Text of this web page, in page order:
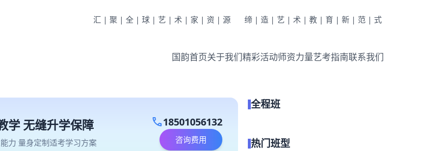
汇|聚|全|球|艺|术|家|资|源 缔|造|艺|术|教|育|新|范|式
国韵首页关于我们精彩活动师资力量艺考指南联系我们
学 无缝升学保障
力 量身定制适考学习方案
call18501056132
咨询费用
全程班
热门班型